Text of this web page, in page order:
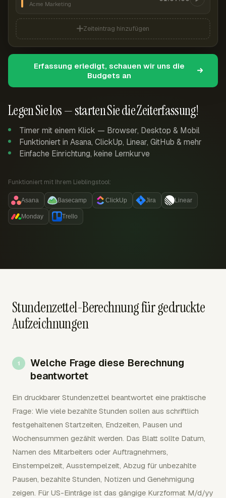
Legen Sie los — starten Sie die Zeiterfassung!
Timer mit einem Klick — Browser, Desktop & Mobil
Funktioniert in Asana, ClickUp, Linear, GitHub & mehr
Einfache Einrichtung, keine Lernkurve
Funktioniert mit Ihrem Lieblingstool:
Asana Basecamp ClickUp Jira Linear
Monday Trello
Acme Marketing
Zeiteintrag hinzufügen
Erfassung erledigt, schauen wir uns die
Budgets an
Stundenzettel-Berechnung für gedruckte
Aufzeichnungen
Welche Frage diese Berechnung
beantwortet
Ein druckbarer Stundenzettel beantwortet eine praktische
Frage: Wie viele bezahlte Stunden sollen aus schriftlich
festgehaltenen Startzeiten, Endzeiten, Pausen und
Wochensummen gezählt werden. Das Blatt sollte Datum,
Namen des Mitarbeiters oder Auftragnehmers,
Einstempelzeit, Ausstempelzeit, Abzug für unbezahlte
Pausen, bezahlte Stunden, Notizen und Genehmigung
zeigen. Für US-Einträge ist das gängige Kurzformat M/d/yy